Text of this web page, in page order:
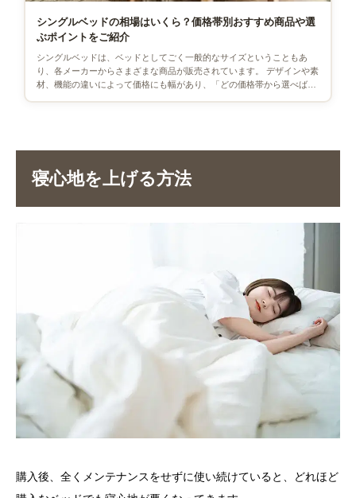
シングルベッドの相場はいくら？価格帯別おすすめ商品や選
ぶポイントをご紹介
シングルベッドは、ベッドとしてごく一般的なサイズということもあ
り、各メーカーからさまざまな商品が販売されています。 デザインや素
材、機能の違いによって価格にも幅があり、「どの価格帯から選べば良
寝心地を上げる方法
購入後、全くメンテナンスをせずに使い続けていると、どれほど